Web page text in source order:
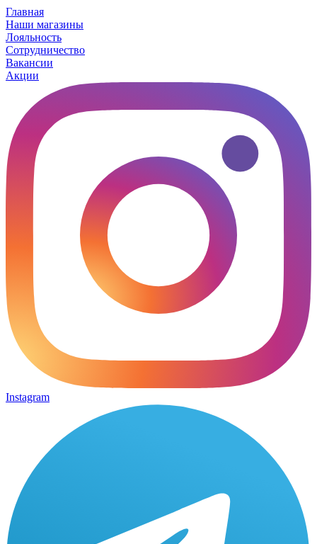
Главная
Наши магазины
Лояльность
Сотрудничество
Вакансии
Акции
Instagram